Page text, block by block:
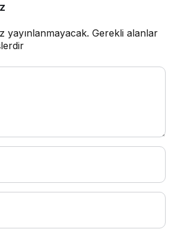
yayınlanmayacak. Gerekli alanlar